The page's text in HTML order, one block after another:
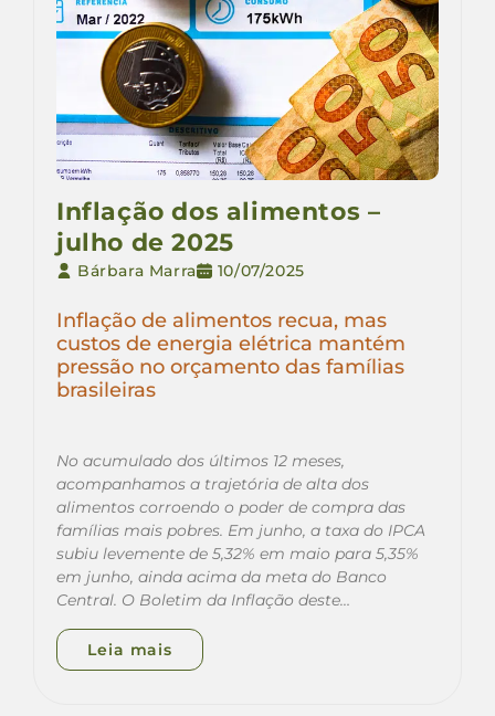
Inflação dos alimentos –
julho de 2025
Bárbara Marra 10/07/2025
Inflação de alimentos recua, mas
custos de energia elétrica mantém
pressão no orçamento das famílias
brasileiras
No acumulado dos últimos 12 meses,
acompanhamos a trajetória de alta dos
alimentos corroendo o poder de compra das
famílias mais pobres. Em junho, a taxa do IPCA
subiu levemente de 5,32% em maio para 5,35%
em junho, ainda acima da meta do Banco
Central. O Boletim da Inflação deste…
Leia mais